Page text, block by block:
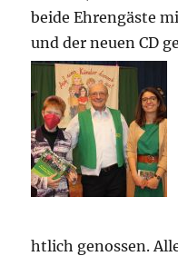
beide Ehrengäste
und der neuen CD
htlich genossen.